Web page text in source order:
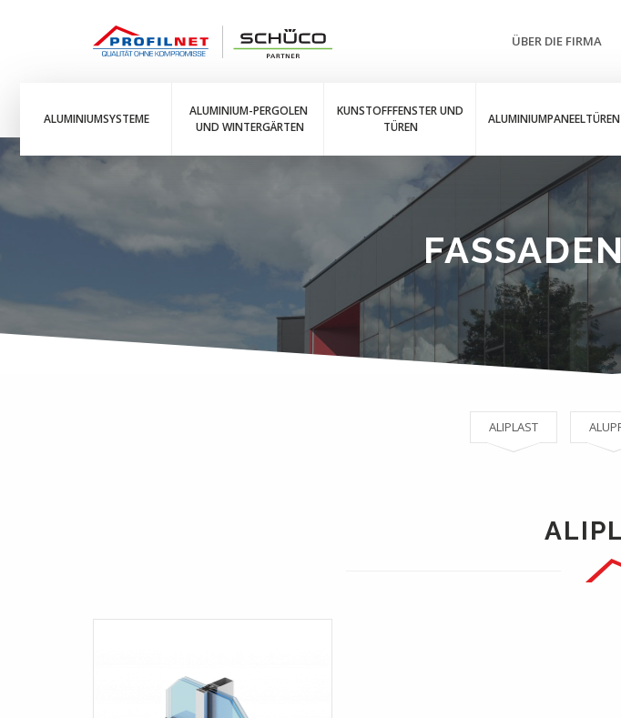
ÜBER DIE FIRMA
ALUMINIUMSYSTEME
ALUMINIUM-PERGOLEN
UND WINTERGÄRTEN
KUNSTOFFFENSTER UND
TÜREN
ALUMINIUMPANEELTÜREN
ALIPLAST